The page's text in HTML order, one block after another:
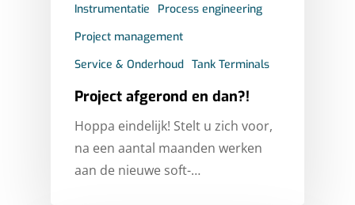
Instrumentatie
Process engineering
Project management
Service & Onderhoud Tank Terminals
Project afgerond en dan?!
Hoppa eindelijk! Stelt u zich voor,
na een aantal maanden werken
aan de nieuwe soft-…